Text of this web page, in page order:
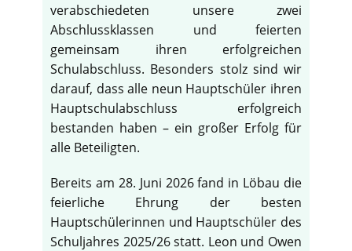
verabschiedeten unsere zwei
Abschlussklassen und feierten
gemeinsam ihren erfolgreichen
Schulabschluss. Besonders stolz sind wir
darauf, dass alle neun Hauptschüler ihren
Hauptschulabschluss erfolgreich
bestanden haben – ein großer Erfolg für
alle Beteiligten.
Bereits am 28. Juni 2026 fand in Löbau die
feierliche Ehrung der besten
Hauptschülerinnen und Hauptschüler des
Schuljahres 2025/26 statt. Leon und Owen